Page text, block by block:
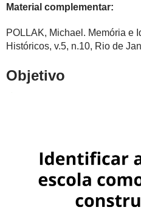
Material complementar:
POLLAK, Michael. Memória e
Históricos, v.5, n.10, Rio de
Objetivo